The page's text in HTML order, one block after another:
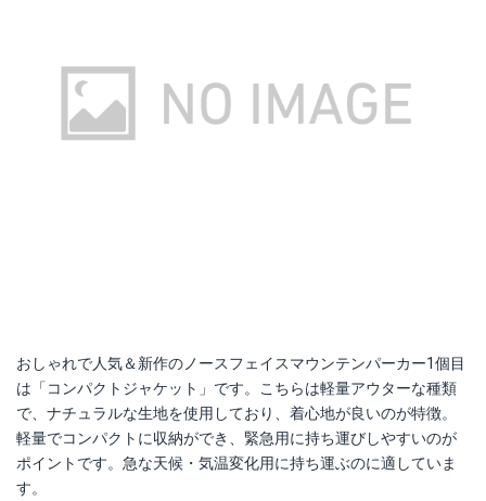
おしゃれで人気＆新作のノースフェイスマウンテンパーカー1個目
は「コンパクトジャケット」です。こちらは軽量アウターな種類
で、ナチュラルな生地を使用しており、着心地が良いのが特徴。
軽量でコンパクトに収納ができ、緊急用に持ち運びしやすいのが
ポイントです。急な天候・気温変化用に持ち運ぶのに適していま
す。